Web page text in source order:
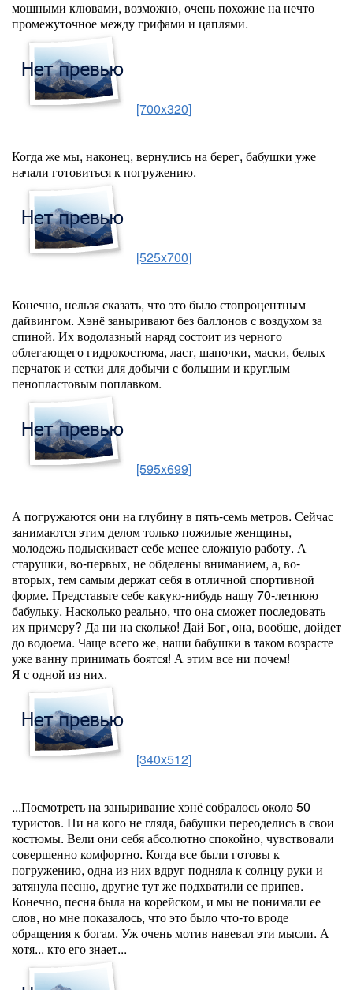
мощными клювами, возможно, очень похожие на нечто
промежуточное между грифами и цаплями.
[700x320]
Когда же мы, наконец, вернулись на берег, бабушки уже
начали готовиться к погружению.
[525x700]
Конечно, нельзя сказать, что это было стопроцентным
дайвингом. Хэнё заныривают без баллонов с воздухом за
спиной. Их водолазный наряд состоит из черного
облегающего гидрокостюма, ласт, шапочки, маски, белых
перчаток и сетки для добычи с большим и круглым
пенопластовым поплавком.
[595x699]
А погружаются они на глубину в пять-семь метров. Сейчас
занимаются этим делом только пожилые женщины,
молодежь подыскивает себе менее сложную работу. А
старушки, во-первых, не обделены вниманием, а, во-
вторых, тем самым держат себя в отличной спортивной
форме. Представьте себе какую-нибудь нашу 70-летнюю
бабульку. Насколько реально, что она сможет последовать
их примеру? Да ни на сколько! Дай Бог, она, вообще, дойдет
до водоема. Чаще всего же, наши бабушки в таком возрасте
уже ванну принимать боятся! А этим все ни почем!
Я с одной из них.
[340x512]
...Посмотреть на заныривание хэнё собралось около 50
туристов. Ни на кого не глядя, бабушки переоделись в свои
костюмы. Вели они себя абсолютно спокойно, чувствовали
совершенно комфортно. Когда все были готовы к
погружению, одна из них вдруг подняла к солнцу руки и
затянула песню, другие тут же подхватили ее припев.
Конечно, песня была на корейском, и мы не понимали ее
слов, но мне показалось, что это было что-то вроде
обращения к богам. Уж очень мотив навевал эти мысли. А
хотя... кто его знает...